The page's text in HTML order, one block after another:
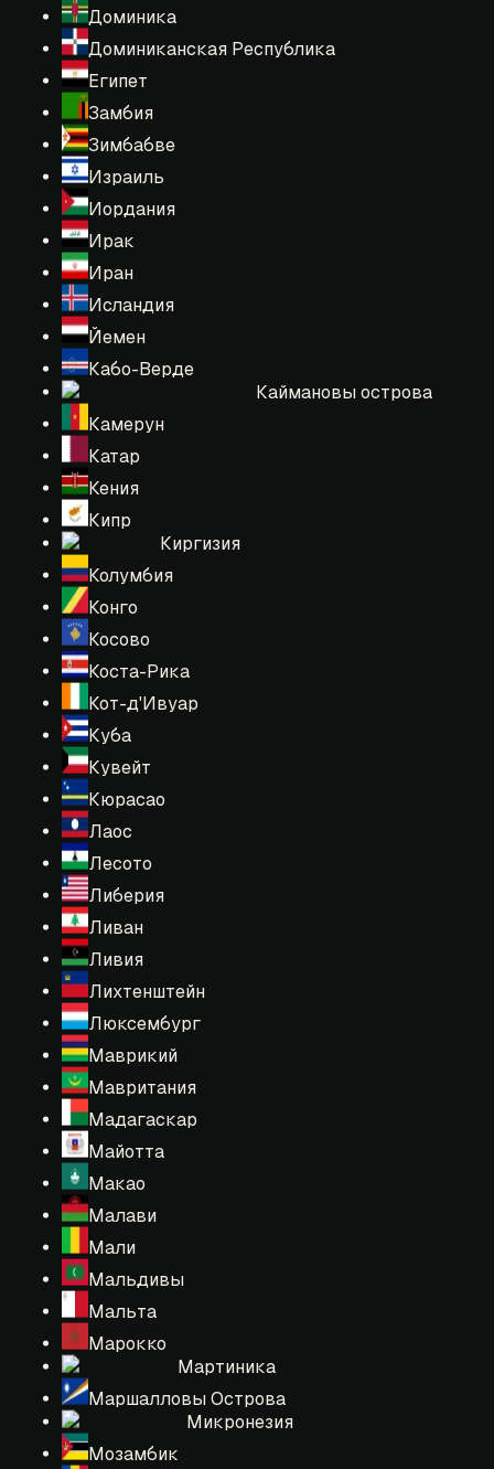
Доминика
Доминиканская Республика
Египет
Замбия
Зимбабве
Израиль
Иордания
Ирак
Иран
Исландия
Йемен
Кабо-Верде
Каймановы острова
Камерун
Катар
Кения
Кипр
Киргизия
Колумбия
Конго
Косово
Коста-Рика
Кот-д'Ивуар
Куба
Кувейт
Кюрасао
Лаос
Лесото
Либерия
Ливан
Ливия
Лихтенштейн
Люксембург
Маврикий
Мавритания
Мадагаскар
Майотта
Макао
Малави
Мали
Мальдивы
Мальта
Марокко
Мартиника
Маршалловы Острова
Микронезия
Мозамбик